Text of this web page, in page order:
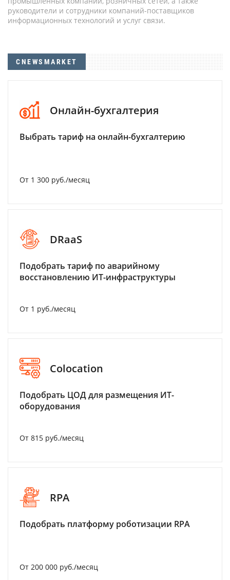
руководители и сотрудники компаний-поставщиков
информационных технологий и услуг связи.
CNEWSMARKET
Онлайн-бухгалтерия
Выбрать тариф на онлайн-бухгалтерию
От 1 300 руб./месяц
DRaaS
Подобрать тариф по аварийному
восстановлению ИТ-инфраструктуры
От 1 руб./месяц
Colocation
Подобрать ЦОД для размещения ИТ-
оборудования
От 815 руб./месяц
RPA
Подобрать платформу роботизации RPA
От 200 000 руб./месяц